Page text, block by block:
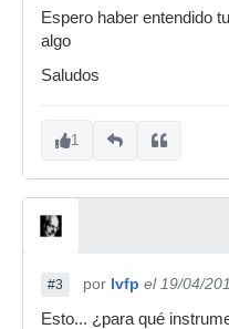
Espero haber entendido
algo
Saludos
1
#3 por lvfp el 19/04/
Esto... ¿para qué